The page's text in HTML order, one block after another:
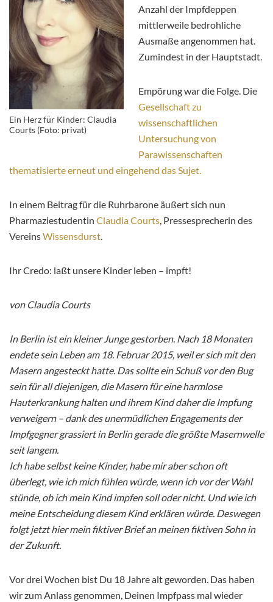
Ein Herz für Kinder: Claudia
Courts (Foto: privat)
Anzahl der Impfdeppen
mittlerweile bedrohliche
Ausmaße angenommen hat.
Zumindest in der Hauptstadt.
Empörung war die Folge. Die
Gesellschaft zu
wissenschaftlichen
Untersuchung von
Parawissenschaften
thematisierte erneut und eingehend das Sujet.
In einem Beitrag für die Ruhrbarone äußert sich nun
Pharmaziestudentin Claudia Courts, Pressesprecherin des
VereinsWissensdurst.
Ihr Credo: laßt unsere Kinder leben – impft!
von Claudia Courts
In Berlin ist ein kleiner Junge gestorben. Nach 18 Monaten
endete sein Leben am 18. Februar 2015, weil er sich mit den
Masern angesteckt hatte. Das sollte ein Schuß vor den Bug
sein für all diejenigen, die Masern für eine harmlose
Hauterkrankung halten und ihrem Kind daher die Impfung
verweigern – dank des unermüdlichen Engagements der
Impfgegner grassiert in Berlin gerade die größte Masernwelle
seit langem.
Ich habe selbst keine Kinder, habe mir aber schon oft
überlegt, wie ich mich fühlen würde, wenn ich vor der Wahl
stünde, ob ich mein Kind impfen soll oder nicht. Und wie ich
meine Entscheidung diesem Kind erklären würde. Deswegen
folgt jetzt hier mein fiktiver Brief an meinen fiktiven Sohn in
der Zukunft.
Vor drei Wochen bist Du 18 Jahre alt geworden. Das haben
wir zum Anlass genommen, Deinen Impfpass mal wieder